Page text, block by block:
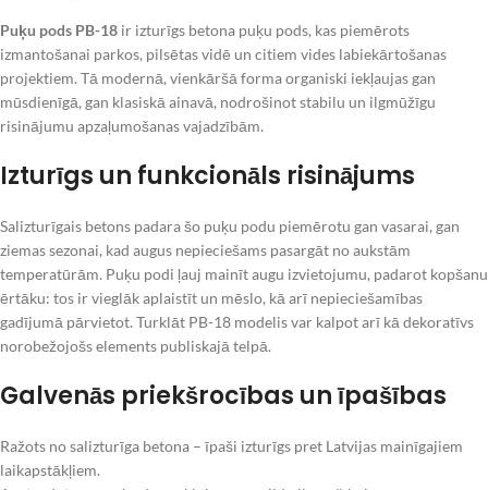
Puķu pods PB-18 ir izturīgs betona puķu pods, kas piemērots
izmantošanai parkos, pilsētas vidē un citiem vides labiekārtošanas
projektiem. Tā modernā, vienkāršā forma organiski iekļaujas gan
mūsdienīgā, gan klasiskā ainavā, nodrošinot stabilu un ilgmūžīgu
risinājumu apzaļumošanas vajadzībām.
Izturīgs un funkcionāls risinājums
Salizturīgais betons padara šo puķu podu piemērotu gan vasarai, gan
ziemas sezonai, kad augus nepieciešams pasargāt no aukstām
temperatūrām. Puķu podi ļauj mainīt augu izvietojumu, padarot kopšanu
ērtāku: tos ir vieglāk aplaistīt un mēslo, kā arī nepieciešamības
gadījumā pārvietot. Turklāt PB-18 modelis var kalpot arī kā dekoratīvs
norobežojošs elements publiskajā telpā.
Galvenās priekšrocības un īpašības
Ražots no salizturīga betona – īpaši izturīgs pret Latvijas mainīgajiem
laikapstākļiem.